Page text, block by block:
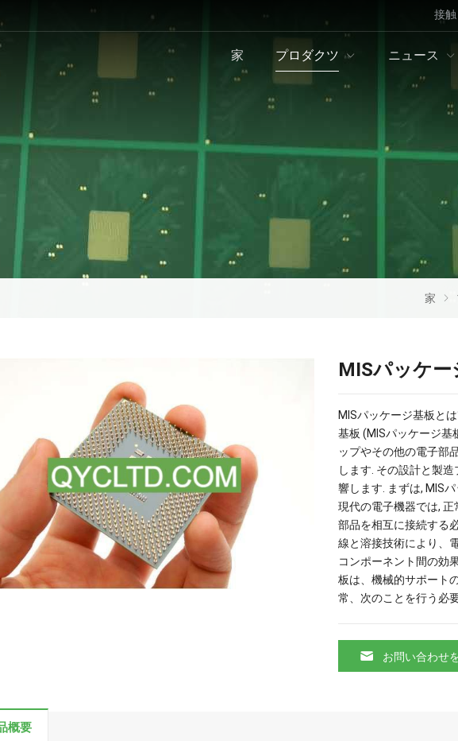
接触
家 プロダクツ ニュース
家
MISパッケー
MISパッケージ基板と
基板 (MISパッケージ基
ップやその他の電子部
します. その設計と製
響します. まずは, MIS
現代の電子機器では,
部品を相互に接続する
線と溶接技術により、
コンポーネント間の効
板は、機械的サポート
常、次のことを行う必
お問い合わせ
概要